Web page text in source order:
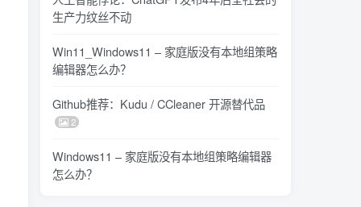
生产力纹丝不动
Win11_Windows11 – 家庭版没有本地组策略
编辑器怎么办？
Github推荐：Kudu / CCleaner 开源替代品
2
Windows11 – 家庭版没有本地组策略编辑器
怎么办？